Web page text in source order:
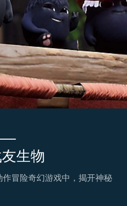
生物
冒险奇幻游戏中，揭开神秘